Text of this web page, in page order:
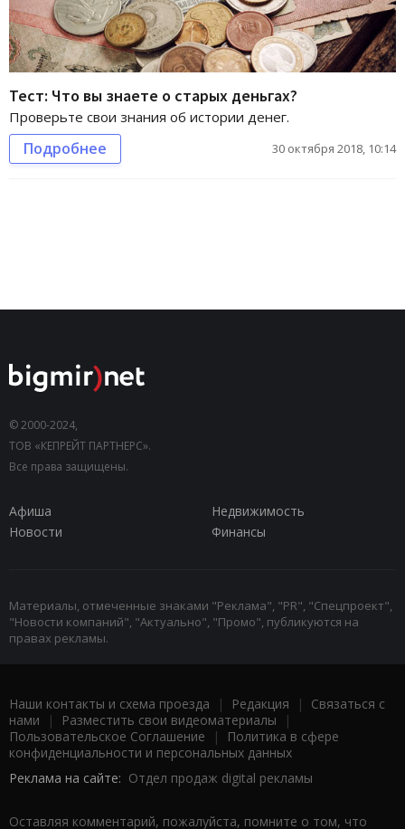
Тест: Что вы знаете о старых деньгах?
Проверьте свои знания об истории денег.
Подробнее 30 октября 2018, 10:14
© 2000-2024,
ТОВ «КЕПРЕЙТ ПАРТНЕРС».
Все права защищены.
Афиша
Недвижимость
Новости
Финансы
Материалы, отмеченные знаками "Реклама", "PR", "Спецпроект",
"Новости компаний", "Актуально", "Промо", публикуются на
правах рекламы.
Наши контакты и схема проезда | Редакция | Связаться с
нами | Разместить свои видеоматериалы |
Пользовательское Соглашение |
Политика в сфере
конфиденциальности и персональных данных
Реклама на сайте: Отдел продаж digital рекламы
Оставляя комментарий, пожалуйста, помните о том, что